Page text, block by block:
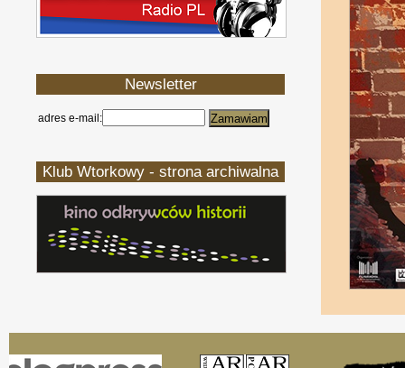
Newsletter
adres e-mail:
Klub Wtorkowy - strona archiwalna